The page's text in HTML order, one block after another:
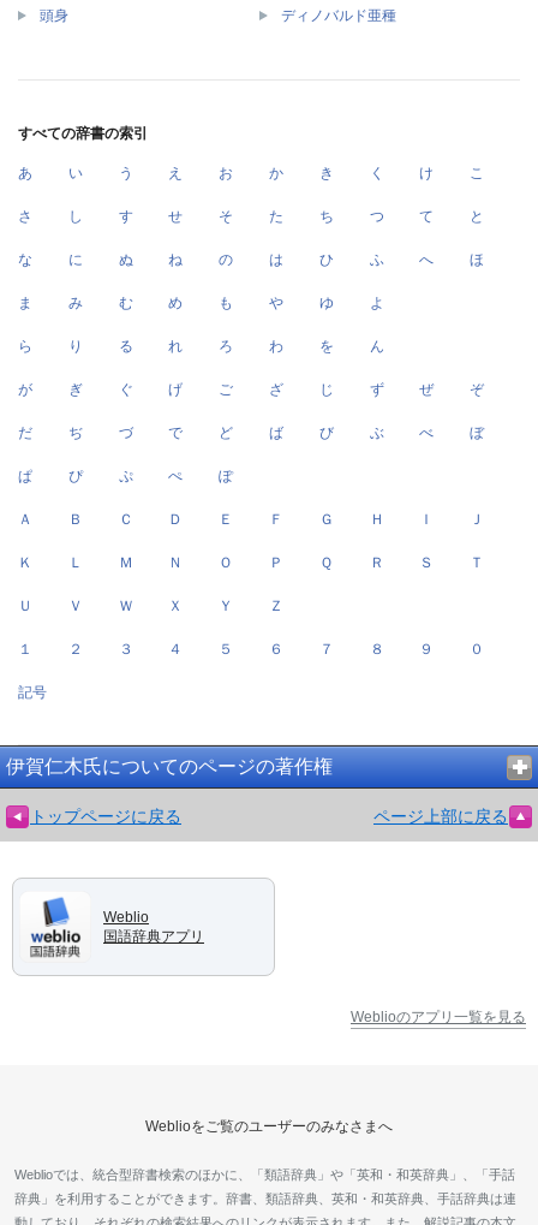
頭身 ディノバルド亜種
すべての辞書の索引
あ い う え お か き く け こ
さ し す せ そ た ち つ て と
な に ぬ ね の は ひ ふ へ ほ
ま み む め も や ゆ よ
ら り る れ ろ わ を ん
が ぎ ぐ げ ご ざ じ ず ぜ ぞ
だ ぢ づ で ど ば び ぶ べ ぼ
ぱ ぴ ぷ ぺ ぽ
Ａ Ｂ Ｃ Ｄ Ｅ Ｆ Ｇ Ｈ Ｉ Ｊ
Ｋ Ｌ Ｍ Ｎ Ｏ Ｐ Ｑ Ｒ Ｓ Ｔ
Ｕ Ｖ Ｗ Ｘ Ｙ Ｚ
１ ２ ３ ４ ５ ６ ７ ８ ９ ０
記号
伊賀仁木氏についてのページの著作権
トップページに戻る ページ上部に戻る
Weblio
国語辞典アプリ
Weblioのアプリ一覧を見る
Weblioをご覧のユーザーのみなさまへ
Weblioでは、統合型辞書検索のほかに、「類語辞典」や「英和・和英辞典」、「手話
辞典」を利用することができます。辞書、類語辞典、英和・和英辞典、手話辞典は連
動しており、それぞれの検索結果へのリンクが表示されます。また、解説記事の本文